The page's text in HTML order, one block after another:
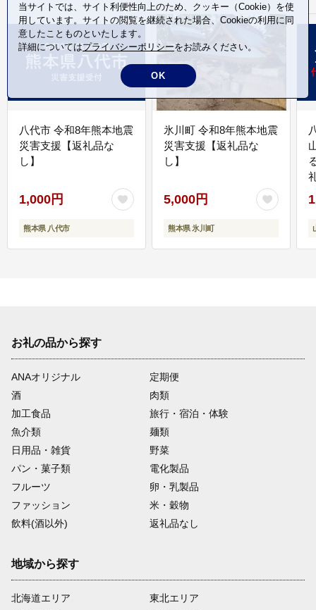
八代市 令和8年熊本地震
災害支援【返礼品な
し】
1,000円
熊本県 八代市
氷川町 令和8年熊本地震
災害支援【返礼品な
し】
5,000円
熊本県 氷川町
お礼の品から探す
ANAオリジナル
定期便
酒
肉類
加工食品
旅行・宿泊・体験
魚介類
麺類
日用品・雑貨
野菜
パン・菓子類
電化製品
フルーツ
卵・乳製品
ファッション
米・穀物
飲料(酒以外)
返礼品なし
地域から探す
北海道エリア
東北エリア
当サイトでは、サイト利便性向上のため、クッキー（Cookie）を使
用しています。サイトの閲覧を継続された場合、Cookieの利用に同
意したことものといたします。
詳細についてはプライバシーポリシーをお読みください。
OK